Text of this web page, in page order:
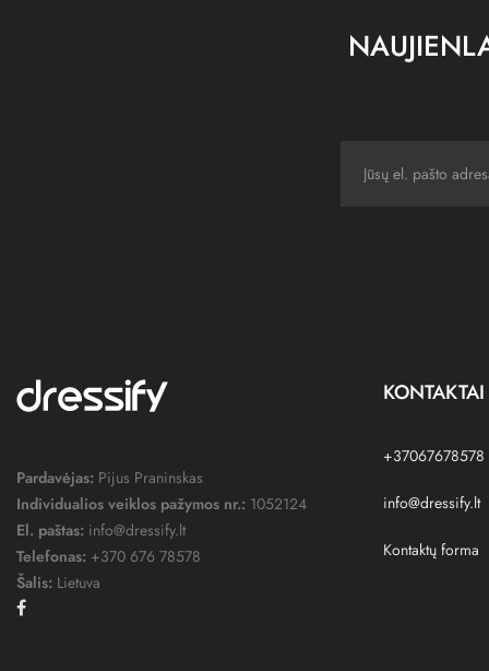
Pardavėjas: Pijus Praninskas
Individualios veiklos pažymos nr.: 1052124
El. paštas: info@dressify.lt
Telefonas: +370 676 78578
Šalis: Lietuva
KONTAKTAI
+37067678578
info@dressify.lt
Kontaktų forma